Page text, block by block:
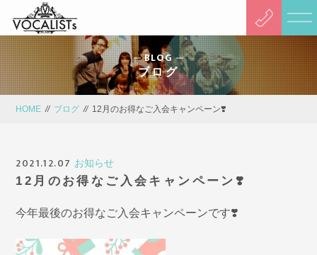
BLOG
ブログ
HOME // ブログ // 12月のお得なご入会キャンペーン❣️
2021.12.07 お知らせ
12月のお得なご入会キャンペーン❣️
今年最後のお得なご入会キャンペーンです❣️